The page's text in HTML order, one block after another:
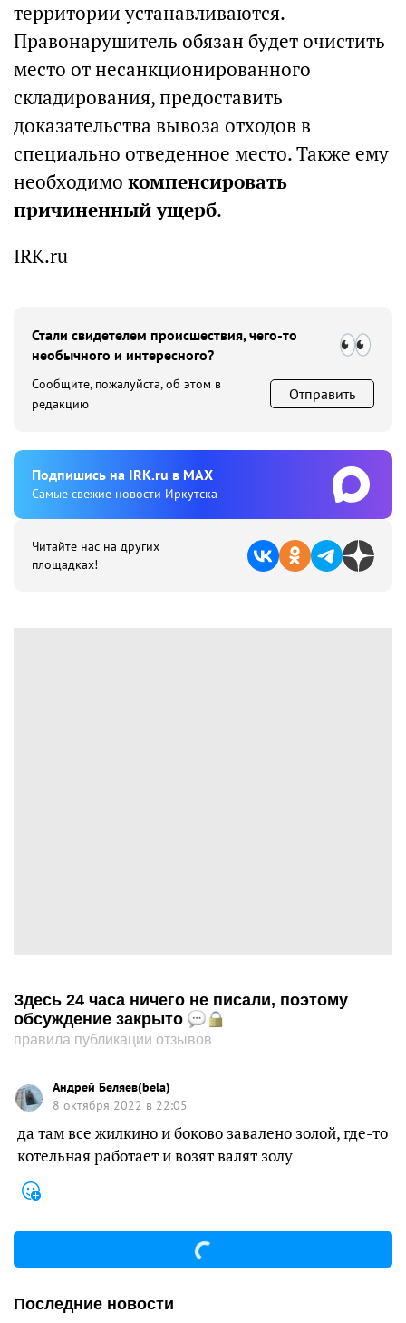
территории устанавливаются.
Правонарушитель обязан будет очистить
место от несанкционированного
складирования, предоставить
доказательства вывоза отходов в
специально отведенное место. Также ему
необходимо компенсировать
причиненный ущерб.
IRK.ru
Стали свидетелем происшествия, чего-то
необычного и интересного?
Сообщите, пожалуйста, об этом в
редакцию
Отправить
Подпишиcь на IRK.ru в MAX
Cамые свежие новости Иркутска
Читайте нас на других
площадках!
Здесь 24 часа ничего не писали, поэтому
обсуждение закрыто
правила публикации отзывов
Андрей Беляев(bela)
8 октября 2022 в 22:05
да там все жилкино и боково завалено золой, где-то
котельная работает и возят валят золу
Последние новости